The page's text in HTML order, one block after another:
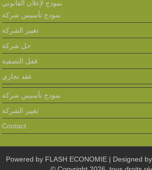
نموذج لإعلان القانوني
نمودج تأسيس شركة
تغيير الشركة
حل شركة
قفل التصفية
عقد تجاري
نمودج تأسيس شركة
تغيير الشركة
Contact
Powered by FLASH ECONOMIE | Designed by